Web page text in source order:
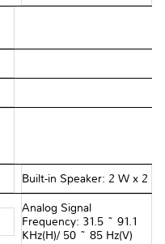
Built-in Speaker: 2 W x 2
Analog Signal
Frequency: 31.5 ~ 91.1
KHz(H)/ 50 ~ 85 Hz(V)